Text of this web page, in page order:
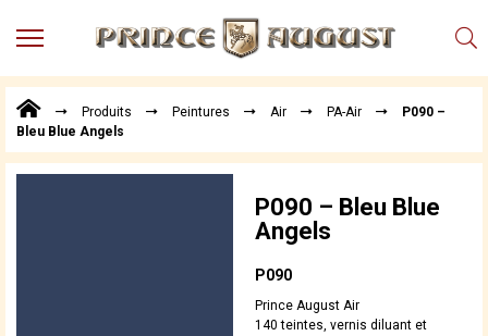
MENU
Points
de
Vente
Produits Peintures Air PA-Air
P090 –
Bleu Blue Angels
P090 – Bleu Blue
Angels
P090
Prince August Air
140 teintes, vernis diluant et